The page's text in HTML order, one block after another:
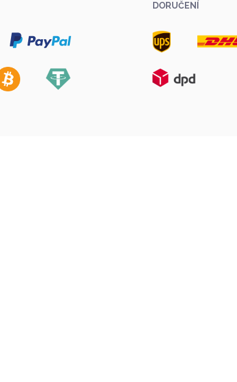
DORUČENÍ